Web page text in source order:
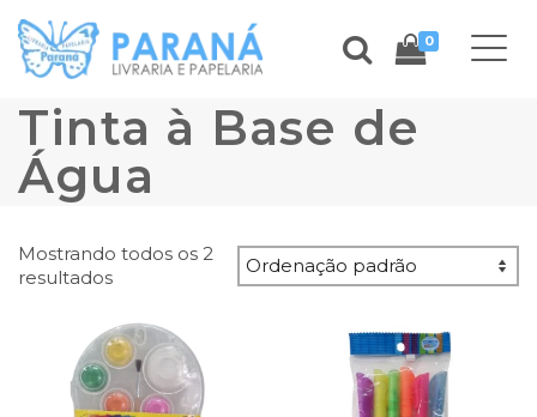
0
Tinta à Base de
Água
Mostrando todos os 2
resultados